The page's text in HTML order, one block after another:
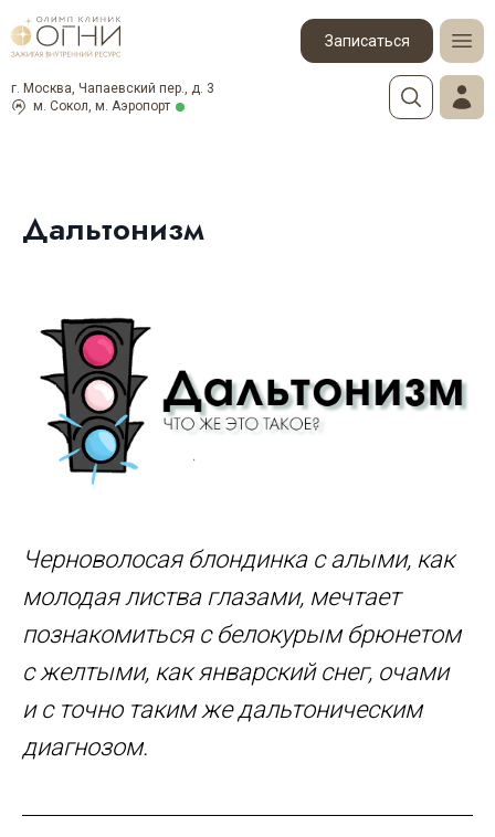
Записаться
м. Сокол, м. Аэропорт
г. Москва, Чапаевский пер., д. 3
Дальтонизм
Черноволосая блондинка с алыми, как
молодая листва глазами, мечтает
познакомиться с белокурым брюнетом
с желтыми, как январский снег, очами
и с точно таким же дальтоническим
диагнозом.